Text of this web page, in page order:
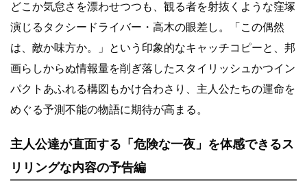
どこか気怠さを漂わせつつも、観る者を射抜くような窪塚
演じるタクシードライバー・高木の眼差し。「この偶然
は、敵か味方か。」という印象的なキャッチコピーと、邦
画らしからぬ情報量を削ぎ落したスタイリッシュかつイン
パクトあふれる構図もかけ合わさり、主人公たちの運命を
めぐる予測不能の物語に期待が高まる。
主人公達が直面する「危険な一夜」を体感できるス
リリングな内容の予告編